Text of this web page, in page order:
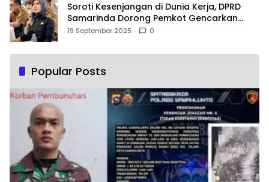
Soroti Kesenjangan di Dunia Kerja, DPRD
Samarinda Dorong Pemkot Gencarkan
Pemberdayaan Perempuan
19 September 2025 0
Popular Posts